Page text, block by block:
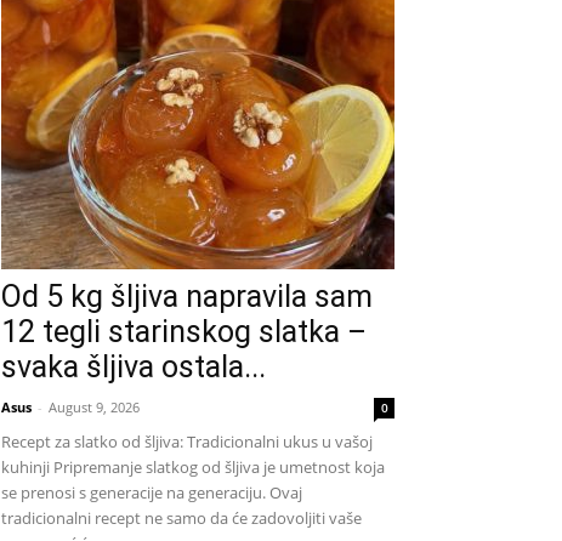
Od 5 kg šljiva napravila sam
12 tegli starinskog slatka –
svaka šljiva ostala...
Asus - August 9, 2026 0
Recept za slatko od šljiva: Tradicionalni ukus u vašoj
kuhinji Pripremanje slatkog od šljiva je umetnost koja
se prenosi s generacije na generaciju. Ovaj
tradicionalni recept ne samo da će zadovoljiti vaše